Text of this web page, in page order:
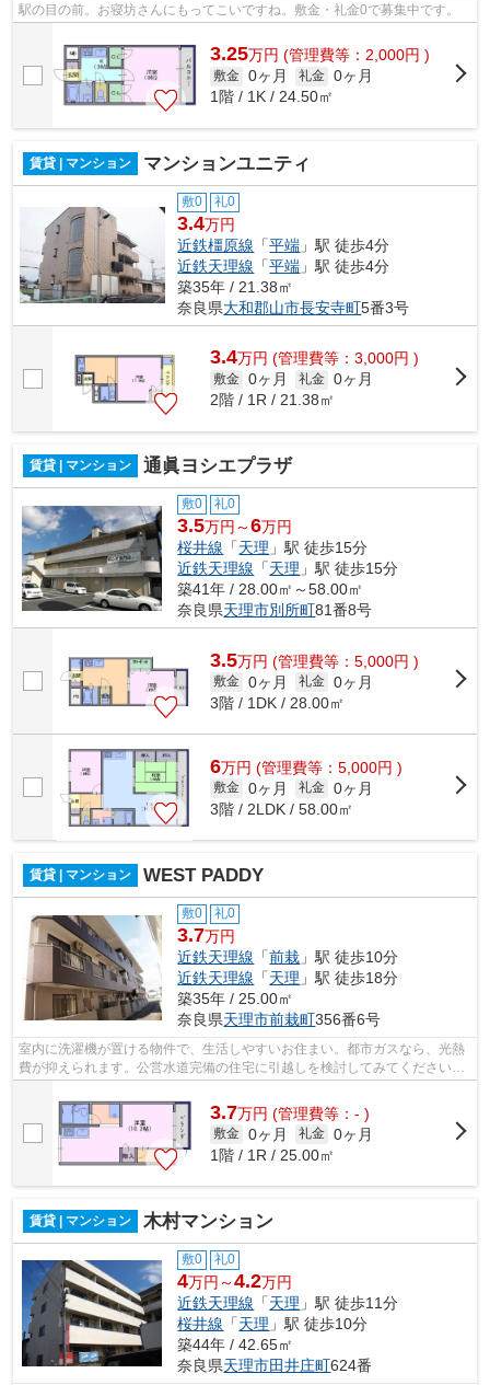
駅の目の前。お寝坊さんにもってこいですね。敷金・礼金0で募集中です。
3.25万円 (管理費等：2,000円 )
敷金 0ヶ月 礼金 0ヶ月
1階 / 1K / 24.50㎡
賃貸 | マンション マンションユニティ
敷0 礼0
3.4万円
近鉄橿原線 「平端 」駅 徒歩4分
近鉄天理線 「平端 」駅 徒歩4分
築35年 / 21.38㎡
奈良県大和郡山市長安寺町5番3号
3.4万円 (管理費等：3,000円 )
敷金 0ヶ月 礼金 0ヶ月
2階 / 1R / 21.38㎡
賃貸 | マンション 通眞ヨシエプラザ
敷0 礼0
3.5万円～6万円
桜井線 「天理 」駅 徒歩15分
近鉄天理線 「天理 」駅 徒歩15分
築41年 / 28.00㎡～58.00㎡
奈良県天理市別所町81番8号
3.5万円 (管理費等：5,000円 )
敷金 0ヶ月 礼金 0ヶ月
3階 / 1DK / 28.00㎡
6万円 (管理費等：5,000円 )
敷金 0ヶ月 礼金 0ヶ月
3階 / 2LDK / 58.00㎡
賃貸 | マンション WEST PADDY
敷0 礼0
3.7万円
近鉄天理線 「前栽 」駅 徒歩10分
近鉄天理線 「天理 」駅 徒歩18分
築35年 / 25.00㎡
奈良県天理市前栽町356番6号
室内に洗濯機が置ける物件で、生活しやすいお住まい。都市ガスなら、光熱
費が抑えられます。公営水道完備の住宅に引越しを検討してみてください。
3.7万円 (管理費等：- )
敷金 0ヶ月 礼金 0ヶ月
1階 / 1R / 25.00㎡
賃貸 | マンション 木村マンション
敷0 礼0
4万円～4.2万円
近鉄天理線 「天理 」駅 徒歩11分
桜井線 「天理 」駅 徒歩10分
築44年 / 42.65㎡
奈良県天理市田井庄町624番